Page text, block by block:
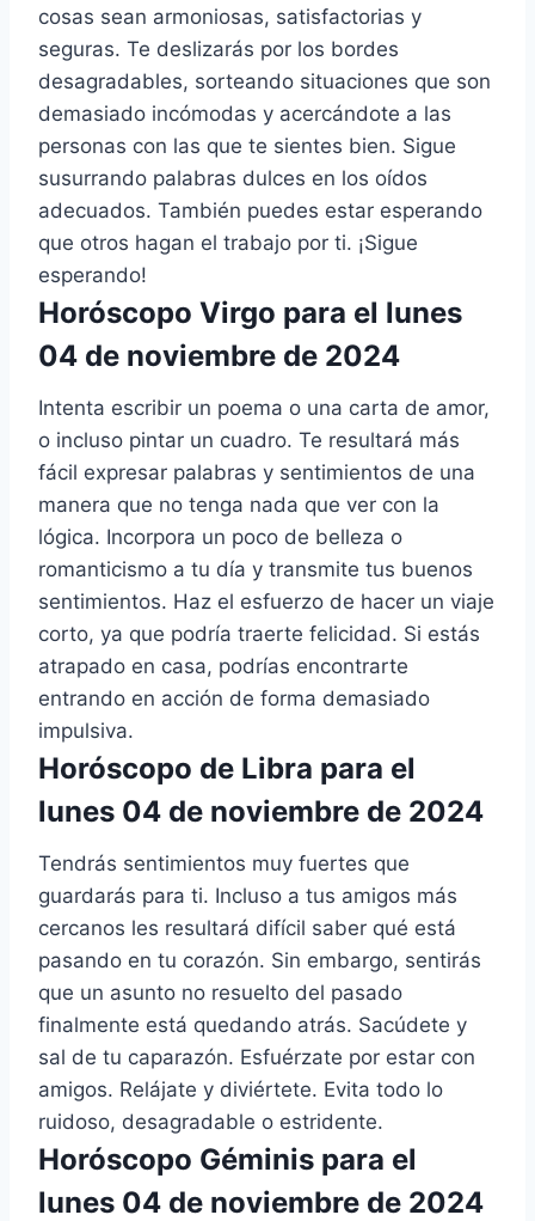
cosas sean armoniosas, satisfactorias y
seguras. Te deslizarás por los bordes
desagradables, sorteando situaciones que son
demasiado incómodas y acercándote a las
personas con las que te sientes bien. Sigue
susurrando palabras dulces en los oídos
adecuados. También puedes estar esperando
que otros hagan el trabajo por ti. ¡Sigue
esperando!
Horóscopo Virgo para el lunes
04 de noviembre de 2024
Intenta escribir un poema o una carta de amor,
o incluso pintar un cuadro. Te resultará más
fácil expresar palabras y sentimientos de una
manera que no tenga nada que ver con la
lógica. Incorpora un poco de belleza o
romanticismo a tu día y transmite tus buenos
sentimientos. Haz el esfuerzo de hacer un viaje
corto, ya que podría traerte felicidad. Si estás
atrapado en casa, podrías encontrarte
entrando en acción de forma demasiado
impulsiva.
Horóscopo de Libra para el
lunes 04 de noviembre de 2024
Tendrás sentimientos muy fuertes que
guardarás para ti. Incluso a tus amigos más
cercanos les resultará difícil saber qué está
pasando en tu corazón. Sin embargo, sentirás
que un asunto no resuelto del pasado
finalmente está quedando atrás. Sacúdete y
sal de tu caparazón. Esfuérzate por estar con
amigos. Relájate y diviértete. Evita todo lo
ruidoso, desagradable o estridente.
Horóscopo Géminis para el
lunes 04 de noviembre de 2024